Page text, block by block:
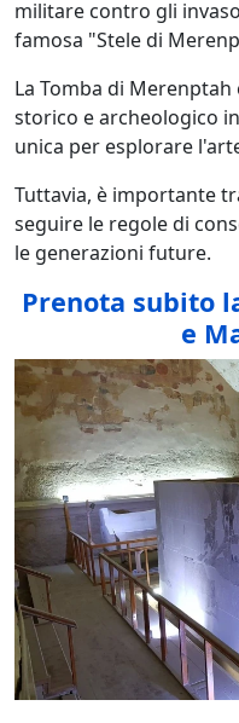
militare contro gli
famosa "Stele di
La Tomba di
storico e archeologico
unica per esplorare
Tuttavia, è importante
seguire le regole di
le generazioni future.
Prenota subito
e